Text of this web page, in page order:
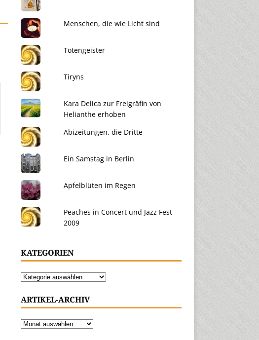
Menschen, die wie Licht sind
Totengeister
Tiryns
Kara Delica zur Freigräfin von
Helianthe erhoben
Abizeitungen, die Dritte
Ein Samstag in Berlin
Apfelblüten im Regen
Peaches in Concert und Jazz Fest
2009
KATEGORIEN
ARTIKEL-ARCHIV